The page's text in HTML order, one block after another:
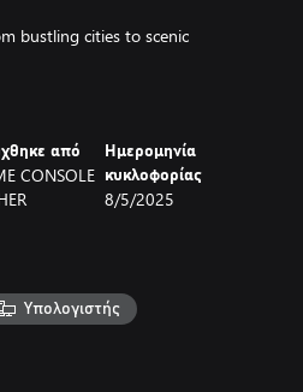
bustling cities to scenic
through tough terrain, and
gameplay, this truck
you hooked for hours on end. So
the ultimate truck driver today!
από
CONSOLE
Ημερομηνία
κυκλοφορίας
8/5/2025
Υπολογιστής